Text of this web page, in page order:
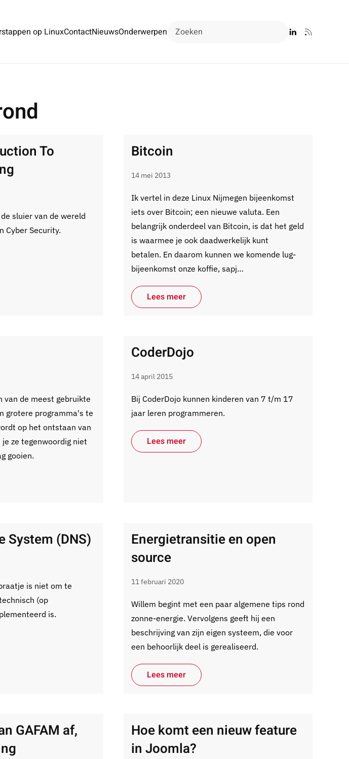
op LinuxContactNieuwsOnderwerpen
To
sluier van de wereld
Cyber Security.
Bitcoin
14 mei 2013
Ik vertel in deze Linux Nijmegen bijeenkomst
iets over Bitcoin; een nieuwe valuta. Een
belangrijk onderdeel van Bitcoin, is dat het geld
is waarmee je ook daadwerkelijk kunt
betalen. En daarom kunnen we komende lug-
bijeenkomst onze koffie, sapj…
Lees meer
van de meest gebruikte
grotere programma's te
op het ontstaan van
ze tegenwoordig niet
gooien.
CoderDojo
14 april 2015
Bij CoderDojo kunnen kinderen van 7 t/m 17
jaar leren programmeren.
Lees meer
System (DNS)
is niet om te
(op
is.
Energietransitie en open
source
11 februari 2020
Willem begint met een paar algemene tips rond
zonne-energie. Vervolgens geeft hij een
beschrijving van zijn eigen systeem, die voor
een behoorlijk deel is gerealiseerd.
Lees meer
GAFAM af,
Hoe komt een nieuw feature
in Joomla?